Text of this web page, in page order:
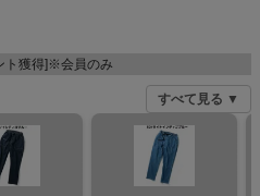
ト獲得]※会員のみ
すべて見る ▼